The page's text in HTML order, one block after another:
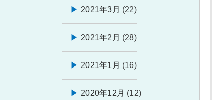
2021年3月 (22)
2021年2月 (28)
2021年1月 (16)
2020年12月 (12)